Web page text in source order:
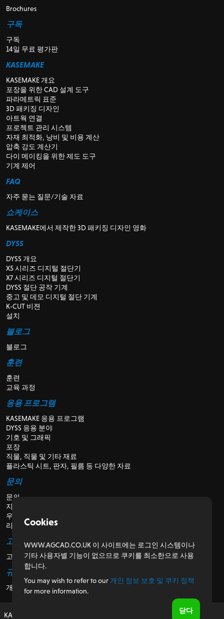
Brochures
구독
구독
14일 무료 평가판
KASEMAKE
KASEMAKE 개요
포장을 위한 CAD 설계 도구
파라메트릭 표준
3D 패키징 디자인
아트웍 연결
프로젝트 관리 시스템
자재 최적화, 낭비 및 비용 계산
압축 강도 계산기
다이 메이킹을 위한 제도 도구
기계 제어
FAQ
자주 묻는 질문/기술 자료
쇼케이스
KASEMAKE에서 제작한 3D 패키징 디자인 영화
DYSS
DYSS 개요
X5 시리즈 디지털 절단기
X7 시리즈 디지털 절단기
DYSS 절단 공작 기계
중고 및 데모 디지털 절단 기계
K-CUT 비젼
설치
블로그
블로그
훈련
훈련
교육 과정
응용 프로그램
KASEMAKE 응용 프로그램
DYSS 응용 분야
기호 및 그래픽
포장
직물, 직물 및 기타 재료
플라스틱 시트, 판자, 필름 등 다양한 자료
문의
문의
지원
우리에 관해서
리셀러의 경우
고객용
고객 포털
규제
개인 정보 보호 및 쿠키 정책
KASEMAKE, 영국에서 설계 및 개발
Cookies
WWW.AGCAD.CO.UK 이 사이트에는 로그인 시스템이나
기타 사용자별 기능이 없으므로 쿠키를 최소한으로 사용
합니다.
You may wish to refer to our 개인 정보 보호 및 쿠키 정책
for more information.
닫다